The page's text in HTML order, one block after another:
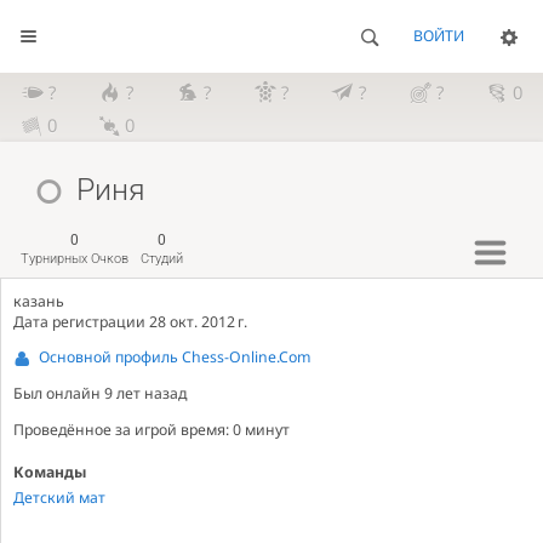
ВОЙТИ
? ? ? ? ? ?
0
0
0
Риня
0
Турнирных Очков
0
Студий
казань
Дата регистрации 28 окт. 2012 г.
Основной профиль Chess-Online.Com
Был онлайн 9 лет назад
Проведённое за игрой время: 0 минут
Команды
Детский мат